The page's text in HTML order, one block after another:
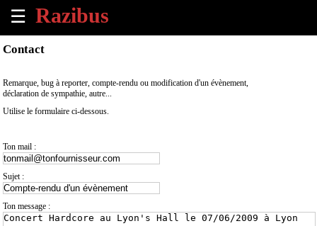
☰
×
les
venir
Annoncer
évènement
Contact
Remarque, bug à reporter, compte-rendu ou modification d'un évènement,
déclaration de sympathie, autre...
Utilise le formulaire ci-dessous.
Ton mail :
Sujet :
Ton message :